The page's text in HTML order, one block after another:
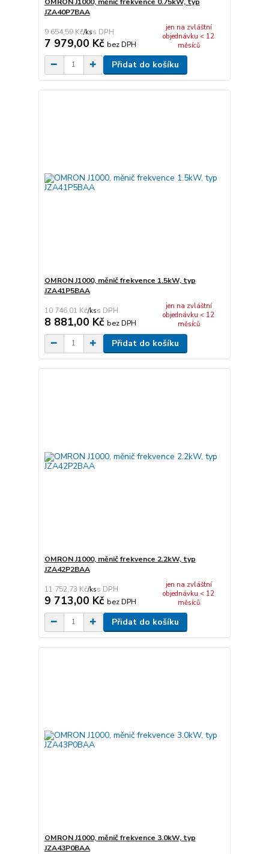
OMRON J1000, měnič frekvence 0.75kW, typ
JZA40P7BAA
9 654,59 Kč/ks
7 979,00 Kč bez DPH
jen na zvláštní
objednávku < 12
měsíců
Přidat do košíku
OMRON J1000, měnič frekvence 1.5kW, typ
JZA41P5BAA
10 746,01 Kč/ks
8 881,00 Kč bez DPH
jen na zvláštní
objednávku < 12
měsíců
Přidat do košíku
OMRON J1000, měnič frekvence 2.2kW, typ
JZA42P2BAA
11 752,73 Kč/ks
9 713,00 Kč bez DPH
jen na zvláštní
objednávku < 12
měsíců
Přidat do košíku
OMRON J1000, měnič frekvence 3.0kW, typ
JZA43P0BAA